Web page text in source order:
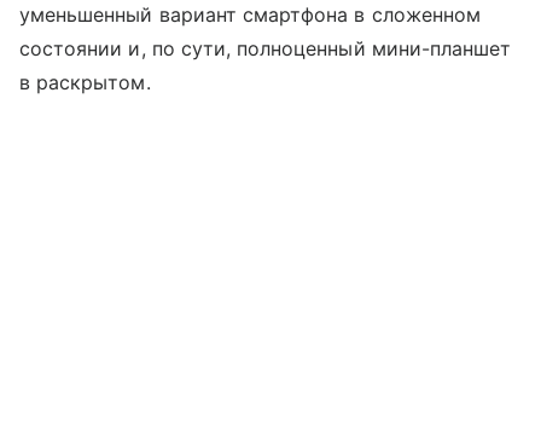
уменьшенный вариант смартфона в сложенном
состоянии и, по сути, полноценный мини-планшет
в раскрытом.